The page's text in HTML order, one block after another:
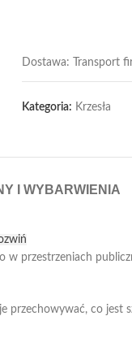
Dostawa: Transport
Kategoria: Krzesła
I WYBARWIENIA
w przestrzeniach
przechowywać, co